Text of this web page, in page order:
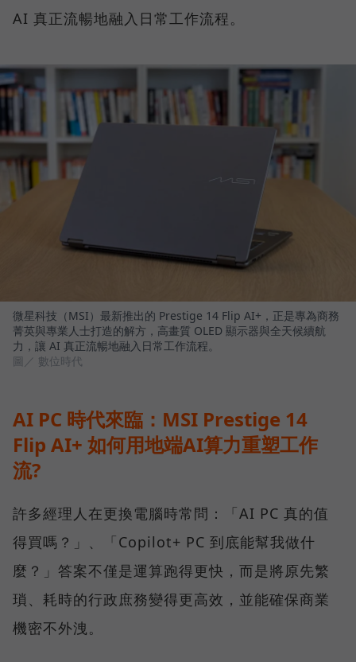
AI 真正流暢地融入日常工作流程。
微星科技（MSI）最新推出的 Prestige 14 Flip AI+，正是專為商務
菁英與專業人士打造的解方，高畫質 OLED 顯示器與全天候續航
力，讓 AI 真正流暢地融入日常工作流程。
圖／ 數位時代
AI PC 時代來臨：MSI Prestige 14
Flip AI+ 如何用地端AI算力重塑工作
流?
許多經理人在更換電腦時常問：「AI PC 真的值
得買嗎？」、「Copilot+ PC 到底能幫我做什
麼？」答案不僅是運算跑得更快，而是將原先繁
瑣、耗時的行政庶務變得更高效，並能確保商業
機密不外洩。